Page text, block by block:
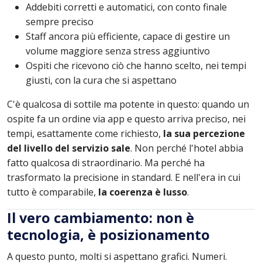
Addebiti corretti e automatici, con conto finale
sempre preciso
Staff ancora più efficiente, capace di gestire un
volume maggiore senza stress aggiuntivo
Ospiti che ricevono ciò che hanno scelto, nei tempi
giusti, con la cura che si aspettano
C'è qualcosa di sottile ma potente in questo: quando un
ospite fa un ordine via app e questo arriva preciso, nei
tempi, esattamente come richiesto, la sua percezione
del livello del servizio sale. Non perché l'hotel abbia
fatto qualcosa di straordinario. Ma perché ha
trasformato la precisione in standard. E nell'era in cui
tutto è comparabile, la coerenza è lusso.
Il vero cambiamento: non è
tecnologia, è posizionamento
A questo punto, molti si aspettano grafici. Numeri.